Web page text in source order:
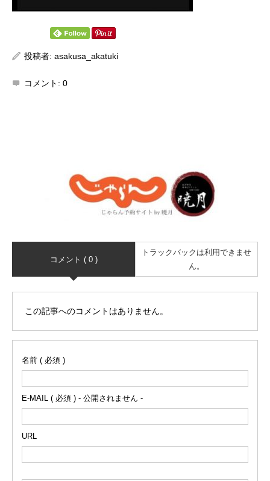
投稿者: asakusa_akatuki
コメント: 0
コメント ( 0 )
トラックバックは利用できませ
ん。
この記事へのコメントはありません。
名前 ( 必須 )
E-MAIL ( 必須 ) - 公開されません -
URL